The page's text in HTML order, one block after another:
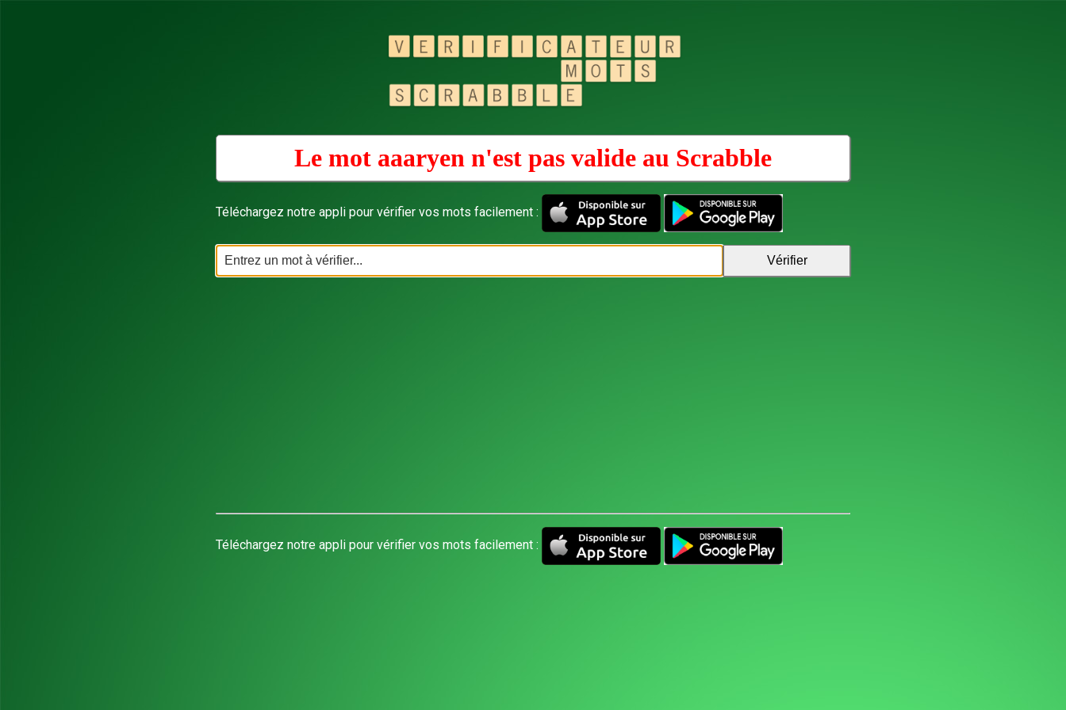
Le mot aaaryen n'est pas valide au Scrabble
Téléchargez notre appli pour vérifier vos mots facilement :
Téléchargez notre appli pour vérifier vos mots facilement :